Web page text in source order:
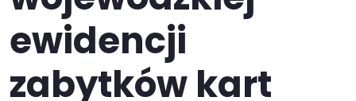
ewidencji
zabytków kart